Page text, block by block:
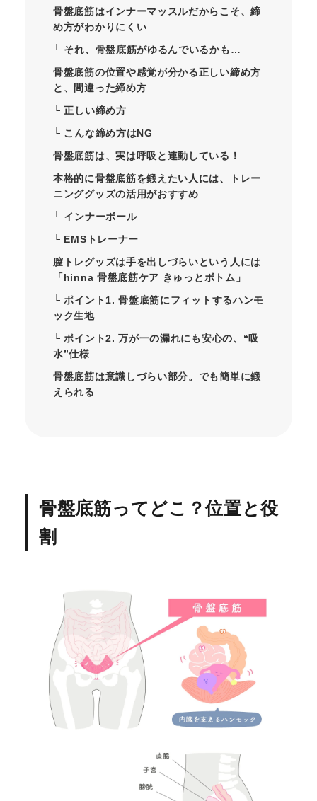
骨盤底筋はインナーマッスルだからこそ、締
め方がわかりにくい
└ それ、骨盤底筋がゆるんでいるかも…
骨盤底筋の位置や感覚が分かる正しい締め方
と、間違った締め方
└ 正しい締め方
└ こんな締め方はNG
骨盤底筋は、実は呼吸と連動している！
本格的に骨盤底筋を鍛えたい人には、トレー
ニンググッズの活用がおすすめ
└ インナーボール
└ EMSトレーナー
膣トレグッズは手を出しづらいという人には
「hinna 骨盤底筋ケア きゅっとボトム」
└ ポイント1. 骨盤底筋にフィットするハンモ
ック生地
└ ポイント2. 万が一の漏れにも安心の、“吸
水”仕様
骨盤底筋は意識しづらい部分。でも簡単に鍛
えられる
骨盤底筋ってどこ？位置と役
割